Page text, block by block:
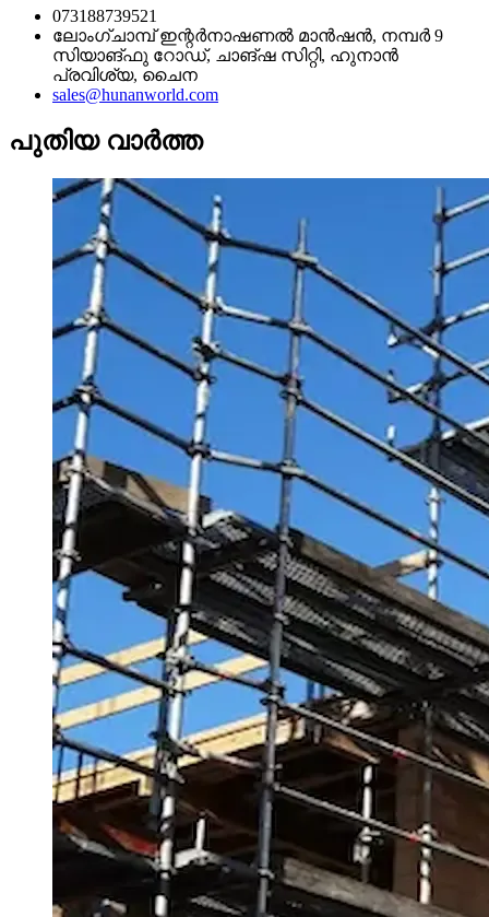
073188739521
ലോംഗ്ചാമ്പ് ഇന്റർനാഷണൽ മാൻഷൻ, നമ്പർ 9
സിയാങ്ഫു റോഡ്, ചാങ്ഷ സിറ്റി, ഹുനാൻ
പ്രവിശ്യ, ചൈന
sales@hunanworld.com
പുതിയ വാർത്ത